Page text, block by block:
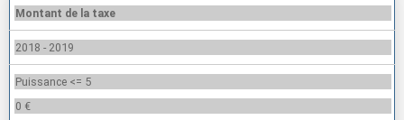
Montant de la taxe
2018 - 2019
Puissance <= 5
0 €